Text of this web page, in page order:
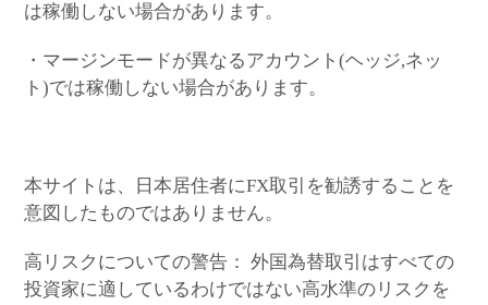
は稼働しない場合があります。
・マージンモードが異なるアカウント(ヘッジ,ネッ
ト)では稼働しない場合があります。
本サイトは、日本居住者にFX取引を勧誘することを
意図したものではありません。
高リスクについての警告： 外国為替取引はすべての
投資家に適しているわけではない高水準のリスクを